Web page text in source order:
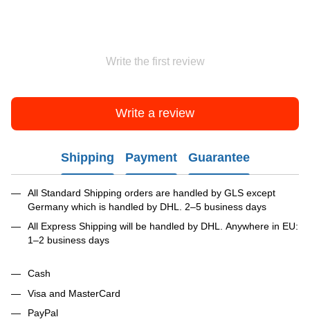
Write the first review
Write a review
Shipping Payment Guarantee
All Standard Shipping orders are handled by GLS except
Germany which is handled by DHL. 2–5 business days
All Express Shipping will be handled by DHL. Anywhere in EU:
1–2 business days
Cash
Visa and MasterCard
PayPal